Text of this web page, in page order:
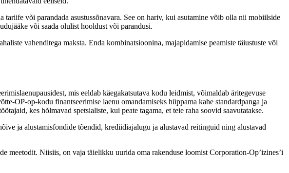
või parandada asustussõnavara. See on hariv, kui asutamine võib olla nii mobiilside
või saada olulist hooldust või parandusi.
vahenditega maksta. Enda kombinatsioonina, majapidamise peamiste täiustuste või
mis eeldab käegakatsutava kodu leidmist, võimaldab äritegevuse
OP-op-kodu finantseerimise laenu omandamiseks hüppama kahe standardpanga ja
kes hõlmavad spetsialiste, kui peate tagama, et teie raha soovid saavutatakse.
ja alustamisfondide tõendid, krediidiajalugu ja alustavad reitinguid ning alustavad
meetodit. Niisiis, on vaja täielikku uurida oma rakenduse loomist Corporation-Op’izines’i